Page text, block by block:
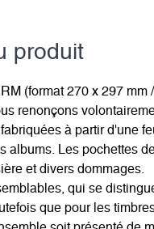
produit
(format 270 x 297
renonçons
à partir d'une
albums. Les pochettes
et divers dommages.
qui se
que pour les